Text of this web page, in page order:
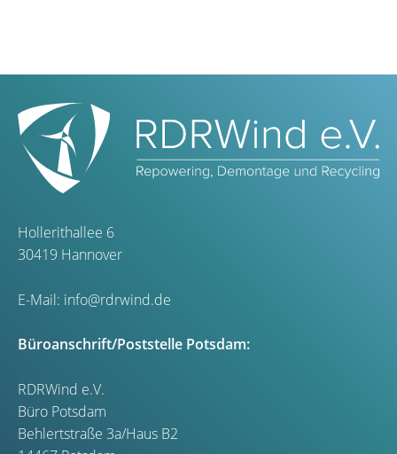
Hollerithallee 6
30419 Hannover
E-Mail: info@rdrwind.de
Büroanschrift/Poststelle Potsdam:
RDRWind e.V.
Büro Potsdam
Behlertstraße 3a/Haus B2